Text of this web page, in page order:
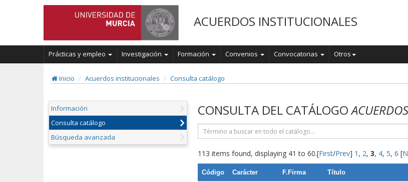
ACUERDOS INSTITUCIONALES
Prácticas y empleo Investigación Formación Convenios Convocatorias Otros
Inicio Acuerdos institucionales Consulta catálogo
Información
Consulta catálogo
Búsqueda avanzada
CONSULTA DEL CATÁLOGO
113 items found, displaying 41 to 60.[First/Prev] 1 , 2, 3, 4, 5, 6 [
Código Carácter F.Firma Título